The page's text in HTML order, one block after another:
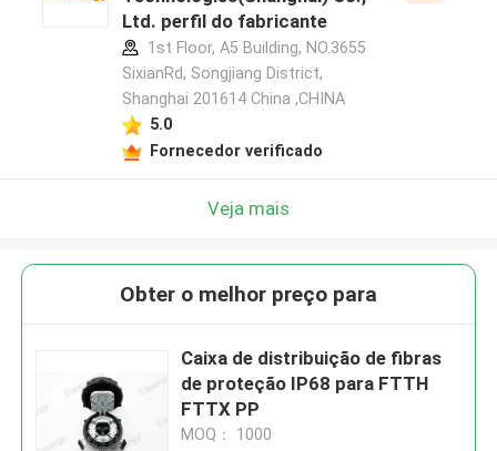
Ltd. perfil do fabricante
1st Floor, A5 Building, NO.3655
SixianRd, Songjiang District,
Shanghai 201614 China ,CHINA
5.0
Fornecedor verificado
Veja mais
Obter o melhor preço para
Caixa de distribuição de fibras
de proteção IP68 para FTTH
FTTX PP
MOQ： 1000